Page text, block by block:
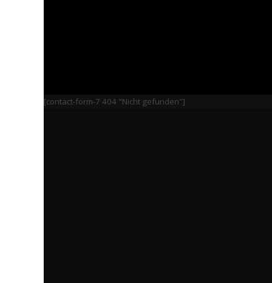
[contact-form-7 404 "Nicht gefunden"]